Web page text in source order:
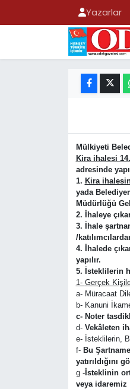
Yazarlar
Mülkiyeti
Kira ihalesi
adresinde
1. Kira
yada
Müdürlüğü
2.
İhaleye
3.
İhale
/
4.
İhalede
yapılır.
5. İsteklilerin
1- Gerçek
a- Müracaat
b- Kanuni
c- Noter
d- Vekâleten
e- İsteklilerin,
f- Bu
yatırıldığını
g -İsteklinin
veya idaremiz
Resmi İlan
GÜNCEL
SİYASET
MAGAZİN
11:11 MANŞET
Nöbetçi Eczaneler
Hava Durumu
Süper Lig Puan
Tüm Manşetler
Son Dakika
Haber Arşivi